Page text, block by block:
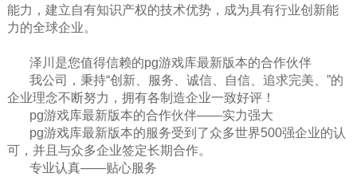
能力，建立自有知识产权的技术优势，成为具有行业创新能
力的全球企业。
泽川是您值得信赖的pg游戏库最新版本的合作伙伴
我公司，秉持“创新、服务、诚信、自信、追求完美、”的
企业理念不断努力，拥有各制造企业一致好评！
pg游戏库最新版本的合作伙伴——实力强大
pg游戏库最新版本的服务受到了众多世界500强企业的认
可，并且与众多企业签定长期合作。
专业认真——贴心服务